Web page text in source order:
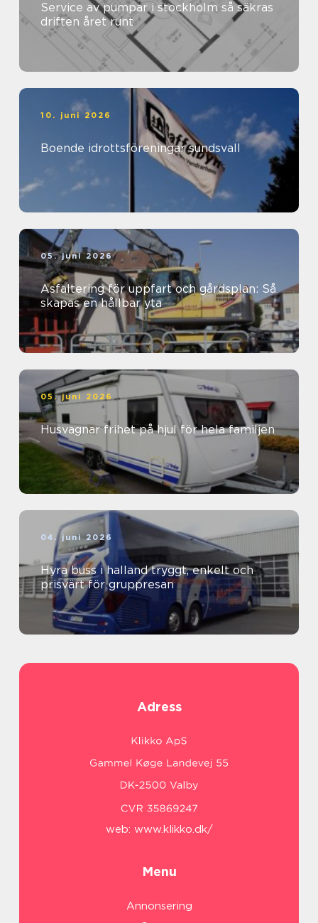
Service av pumpar i stockholm så säkras
driften året runt
10. juni 2026
Boende idrottsföreningar sundsvall
05. juni 2026
Asfaltering för uppfart och gårdsplan: Så
skapas en hållbar yta
05. juni 2026
Husvagnar frihet på hjul för hela familjen
04. juni 2026
Hyra buss i halland tryggt, enkelt och
prisvärt för gruppresan
Adress
web: www.klikko.dk/
Menu
Annonsering